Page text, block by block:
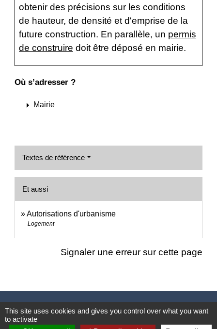
obtenir des précisions sur les conditions
de hauteur, de densité et d'emprise de la
future construction. En parallèle, un permis
de construire doit être déposé en mairie.
Où s’adresser ?
arrow_right Mairie
Textes de référence
Et aussi
Autorisations d'urbanisme
Logement
Signaler une erreur sur cette page
Nous contacter
Commune de Puylaurens
This site uses cookies and gives you control over what you want
to activate